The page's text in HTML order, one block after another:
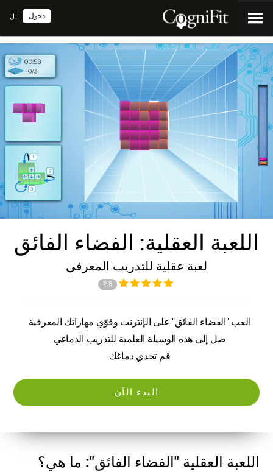
ال دخول
اللعبة العقلية: الفضاء الفائق
لعبة عقلية للتدريب المعرفي
2.8
العب "الفضاء الفائق" على الإنترنت وقوّي مهاراتك المعرفية
صل إلى هذه الوسيلة العلمية للتدريب الدماغي
قم تحدي دماغك
البدء الآن
اللعبة العقلية "الفضاء الفائق": ما هي؟